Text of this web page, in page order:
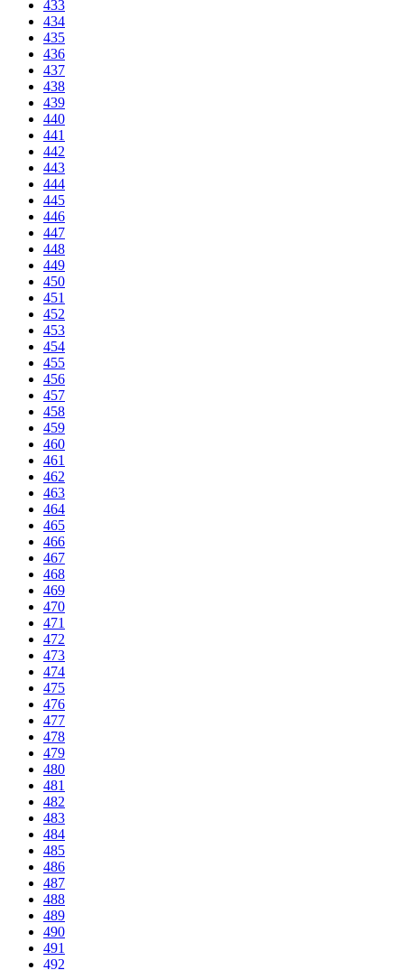
433
434
435
436
437
438
439
440
441
442
443
444
445
446
447
448
449
450
451
452
453
454
455
456
457
458
459
460
461
462
463
464
465
466
467
468
469
470
471
472
473
474
475
476
477
478
479
480
481
482
483
484
485
486
487
488
489
490
491
492